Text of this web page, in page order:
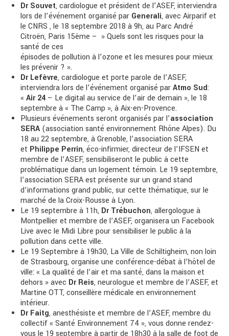
Dr Souvet, cardiologue et président de l’ASEF, interviendra
lors de l’événement organisé par Generali, avec Airparif et
le CNRS , le 18 septembre 2018 à 9h, au Parc André
Citroën, Paris 15ème – » Quels sont les risques pour la
santé de ces
épisodes de pollution à l’ozone et les mesures pour mieux
les prévenir ? ».
Dr Lefèvre, cardiologue et porte parole de l’ASEF,
interviendra lors de l’événement organisé parAtmo Sud:
« Air 24 – Le digital au service de l’air de demain », le 18
septembre à « The Camp », à Aix-en-Provence.
Plusieurs événements seront organisés par l’association
SERA (association santé environnement Rhône Alpes). Du
18 au 22 septembre, à Grenoble, l’association SERA
et Philippe Perrin, éco-infirmier, directeur de l’IFSEN et
membre de l’ASEF, sensibiliseront le public à cette
problématique dans un logement témoin. Le 19 septembre,
l’association SERA est présente sur un grand stand
d’informations grand public, sur cette thématique, sur le
marché de la Croix-Rousse à Lyon.
Le 19 septembre à 11h, Dr Trébuchon, allergologue à
Montpellier et membre de l’ASEF, organisera un Facebook
Live avec le Midi Libre pour sensibiliser le public à la
pollution dans cette ville.
Le 19 Septembre à 19h30, La Ville de Schiltigheim, non loin
de Strasbourg, organise une conférence-débat à l’hôtel de
ville: « La qualité de l’air et ma santé, dans la maison et
dehors » avec Dr Reis, neurologue et membre de l’ASEF, et
Martine OTT, conseillère médicale en environnement
intérieur.
Dr Faitg, anesthésiste et membre de l’ASEF, membre du
collectif « Santé Environnement 74 », vous donne rendez-